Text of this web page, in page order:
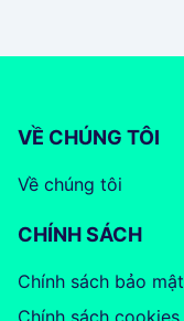
VỀ CHÚNG TÔI
Về chúng tôi
CHÍNH SÁCH
Chính sách bảo mật